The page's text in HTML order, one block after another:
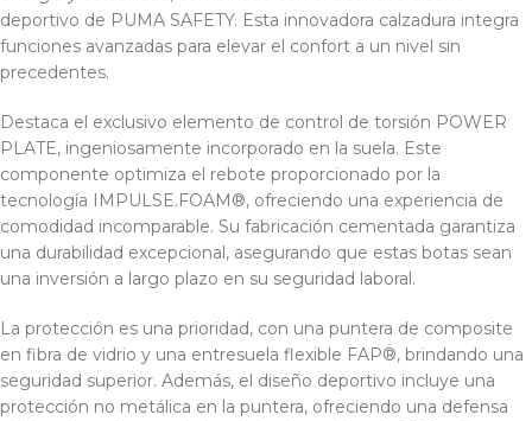
deportivo de PUMA SAFETY. Esta innovadora calzadura integra
funciones avanzadas para elevar el confort a un nivel sin
precedentes.
Destaca el exclusivo elemento de control de torsión POWER
PLATE, ingeniosamente incorporado en la suela. Este
componente optimiza el rebote proporcionado por la
tecnología IMPULSE.FOAM®, ofreciendo una experiencia de
comodidad incomparable. Su fabricación cementada garantiza
una durabilidad excepcional, asegurando que estas botas sean
una inversión a largo plazo en su seguridad laboral.
La protección es una prioridad, con una puntera de composite
en fibra de vidrio y una entresuela flexible FAP®, brindando una
seguridad superior. Además, el diseño deportivo incluye una
protección no metálica en la puntera, ofreciendo una defensa